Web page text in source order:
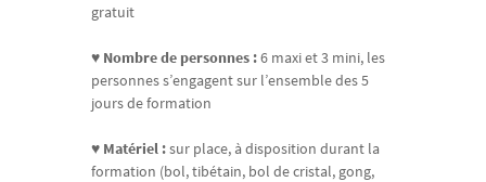
gratuit
♥ Nombre de personnes :6 maxi et 3 mini, les
personnes s’engagent sur l’ensemble des 5
jours de formation
♥ Matériel :sur place, à disposition durant la
formation (bol, tibétain, bol de cristal, gong,